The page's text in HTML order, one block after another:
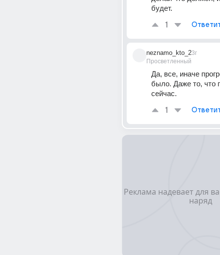
будет.
1
neznamo_kto_2
Просветленный
3г
Да, все, иначе
было. Даже то, что
сейчас.
1